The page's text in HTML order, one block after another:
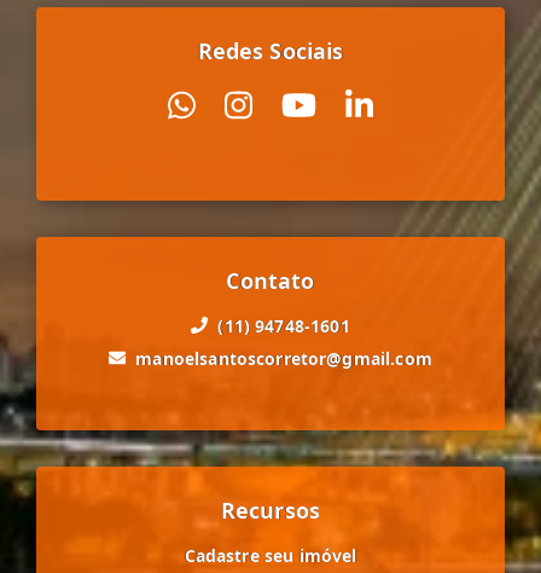
Redes Sociais
Contato
(11) 94748-1601
manoelsantoscorretor@gmail.com
Recursos
Cadastre seu imóvel